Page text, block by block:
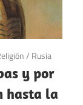
/ Rusia
y por
hasta la